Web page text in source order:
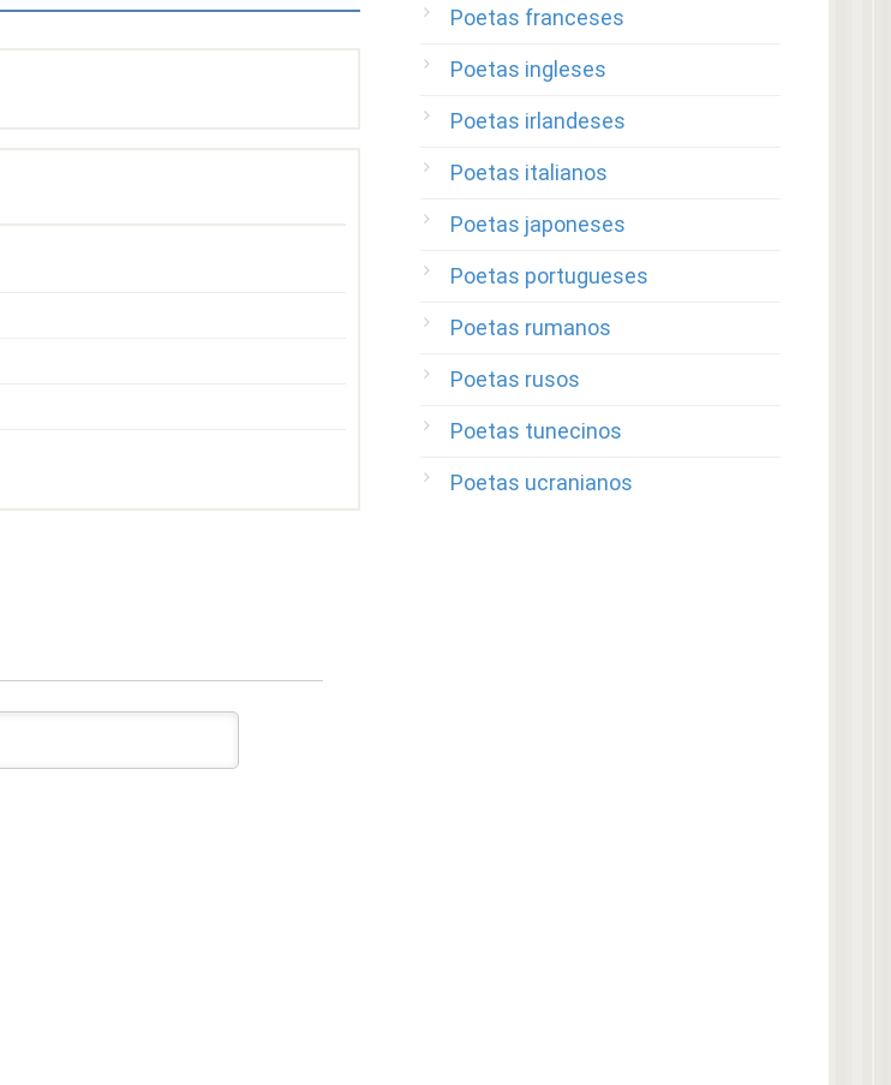
Poetas franceses
Poetas ingleses
Poetas irlandeses
Poetas italianos
Poetas japoneses
Poetas portugueses
Poetas rumanos
Poetas rusos
Poetas tunecinos
Poetas ucranianos